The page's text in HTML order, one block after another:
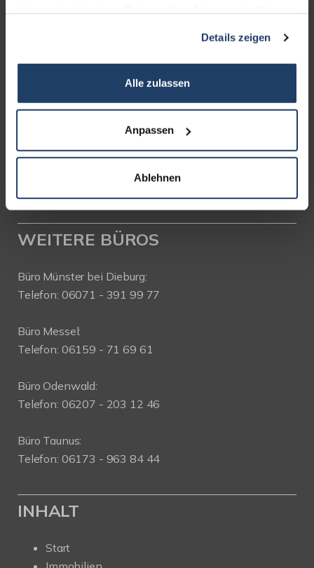
Details zeigen
Alle zulassen
Anpassen
Ablehnen
Sa. + So. nach Vereinbarung
Telefon: 06151-734 75 950
WEITERE BÜROS
Büro Münster bei Dieburg:
Telefon: 06071 - 391 99 77
Büro Messel:
Telefon: 06159 - 71 69 61
Büro Odenwald:
Telefon: 06207 - 203 12 46
Büro Taunus:
Telefon: 06173 - 963 84 44
INHALT
Start